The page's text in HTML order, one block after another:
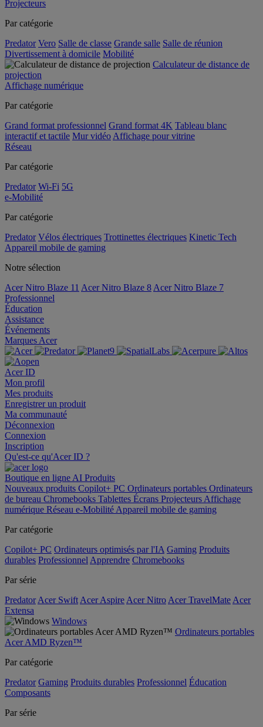
Projecteurs
Par catégorie
Predator Vero Salle de classe Grande salle Salle de réunion
Divertissement à domicile Mobilité
Calculateur de distance de
projection
Affichage numérique
Par catégorie
Grand format professionnel Grand format 4K Tableau blanc
interactif et tactile Mur vidéo Affichage pour vitrine
Réseau
Par catégorie
Predator Wi-Fi 5G
e-Mobilité
Par catégorie
Predator Vélos électriques Trottinettes électriques Kinetic Tech
Appareil mobile de gaming
Notre sélection
Acer Nitro Blaze 11 Acer Nitro Blaze 8 Acer Nitro Blaze 7
Professionnel
Éducation
Assistance
Événements
Marques Acer
Acer ID
Mon profil
Mes produits
Enregistrer un produit
Ma communauté
Déconnexion
Connexion
Inscription
Qu'est-ce qu'Acer ID ?
Boutique en ligne AI Produits
Nouveaux produits Copilot+ PC Ordinateurs portables Ordinateurs
de bureau Chromebooks Tablettes Écrans Projecteurs Affichage
numérique Réseau e-Mobilité Appareil mobile de gaming
Par catégorie
Copilot+ PC Ordinateurs optimisés par l'IA Gaming Produits
durables Professionnel Apprendre Chromebooks
Par série
Predator Acer Swift Acer Aspire Acer Nitro Acer TravelMate Acer
Extensa
Windows
Ordinateurs portables
Acer AMD Ryzen™
Par catégorie
Predator Gaming Produits durables Professionnel Éducation
Composants
Par série